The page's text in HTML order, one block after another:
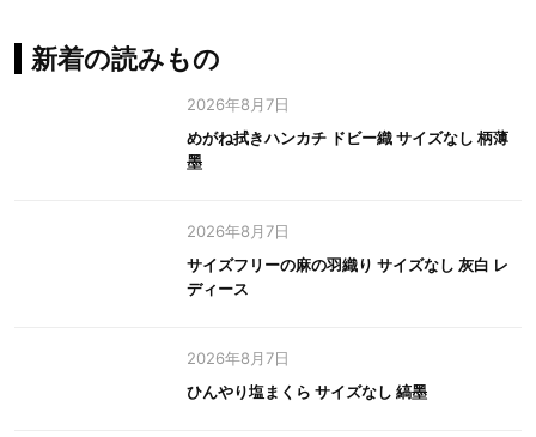
新着の読みもの
2026年8月7日
めがね拭きハンカチ ドビー織 サイズなし 柄薄
墨
2026年8月7日
サイズフリーの麻の羽織り サイズなし 灰白 レ
ディース
2026年8月7日
ひんやり塩まくら サイズなし 縞墨